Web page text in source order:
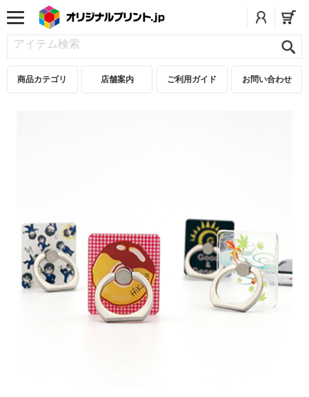
商品カテゴリ 店舗案内 ご利用ガイド お問い合わせ